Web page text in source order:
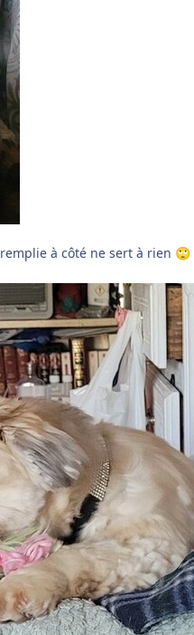
à côté ne sert à rien 🙄